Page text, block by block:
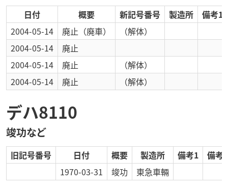
日付 概要 新記号番号 製造所
備考1
2004-05-14
廃止 （廃車）
（解体）
2004-05-14
廃止
2004-05-14
廃止
（解体）
2004-05-14
廃止 （解体）
デハ8110
竣功など
旧記号番号 日付 概要 製造所 備考1
備考2
1970-03-31
竣功 東急車輛